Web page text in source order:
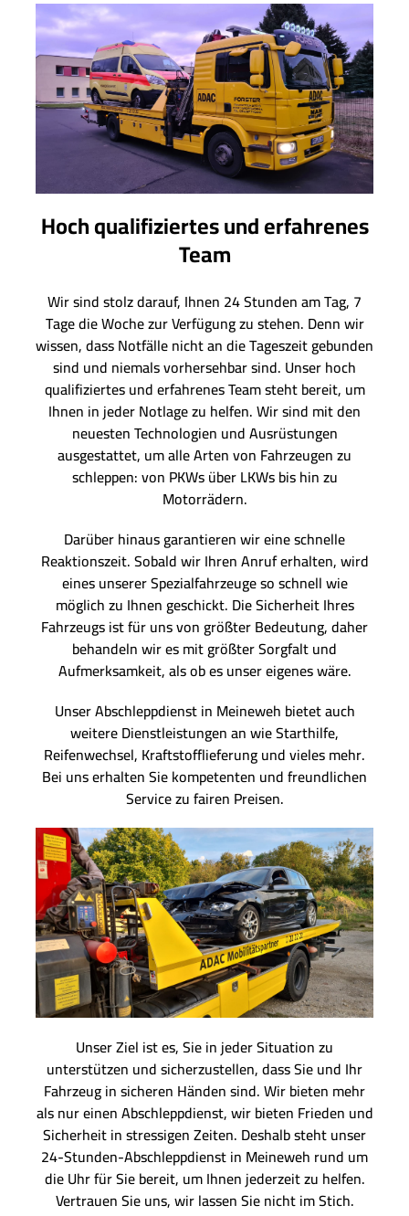
Hoch qualifiziertes und erfahrenes
Team
Wir sind stolz darauf, Ihnen 24 Stunden am Tag, 7
Tage die Woche zur Verfügung zu stehen. Denn wir
wissen, dass Notfälle nicht an die Tageszeit gebunden
sind und niemals vorhersehbar sind. Unser hoch
qualifiziertes und erfahrenes Team steht bereit, um
Ihnen in jeder Notlage zu helfen. Wir sind mit den
neuesten Technologien und Ausrüstungen
ausgestattet, um alle Arten von Fahrzeugen zu
schleppen: von PKWs über LKWs bis hin zu
Motorrädern.
Darüber hinaus garantieren wir eine schnelle
Reaktionszeit. Sobald wir Ihren Anruf erhalten, wird
eines unserer Spezialfahrzeuge so schnell wie
möglich zu Ihnen geschickt. Die Sicherheit Ihres
Fahrzeugs ist für uns von größter Bedeutung, daher
behandeln wir es mit größter Sorgfalt und
Aufmerksamkeit, als ob es unser eigenes wäre.
Unser Abschleppdienst in Meineweh bietet auch
weitere Dienstleistungen an wie Starthilfe,
Reifenwechsel, Kraftstofflieferung und vieles mehr.
Bei uns erhalten Sie kompetenten und freundlichen
Service zu fairen Preisen.
Unser Ziel ist es, Sie in jeder Situation zu
unterstützen und sicherzustellen, dass Sie und Ihr
Fahrzeug in sicheren Händen sind. Wir bieten mehr
als nur einen Abschleppdienst, wir bieten Frieden und
Sicherheit in stressigen Zeiten. Deshalb steht unser
24-Stunden-Abschleppdienst in Meineweh rund um
die Uhr für Sie bereit, um Ihnen jederzeit zu helfen.
Vertrauen Sie uns, wir lassen Sie nicht im Stich.